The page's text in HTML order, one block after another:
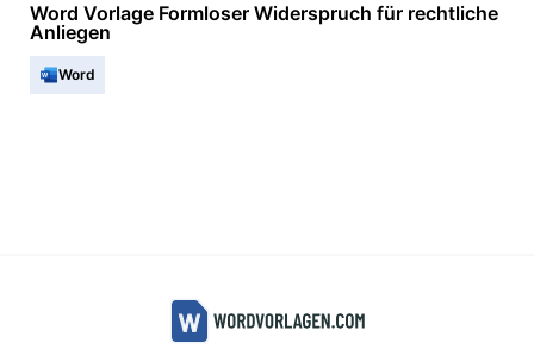
Word Vorlage Formloser Widerspruch für rechtliche
Anliegen
Word